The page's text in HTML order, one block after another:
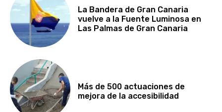
La Bandera de Gran Canaria
vuelve a la Fuente Luminosa en
Las Palmas de Gran Canaria
Más de 500 actuaciones de
mejora de la accesibilidad